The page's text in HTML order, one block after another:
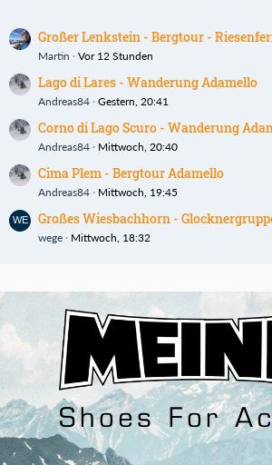
Großer Lenkstein - Bergtour -
Martin Vor 12 Stunden
Lago di Lares - Wanderung Adamello
Andreas84 Gestern, 20:41
Corno di Lago Scuro - Wanderung
Andreas84 Mittwoch, 20:40
Cima Plem - Bergtour Adamello
Andreas84 Mittwoch, 19:45
Großes Wiesbachhorn -
wege Mittwoch, 18:32